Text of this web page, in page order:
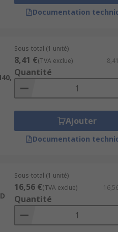
Documentation
Sous-total (1 unité)
8,41 €(TVA exclue)
Quantité
Ajouter
Documentation
Sous-total (1 unité)
16,56 €(TVA exclue)
Quantité